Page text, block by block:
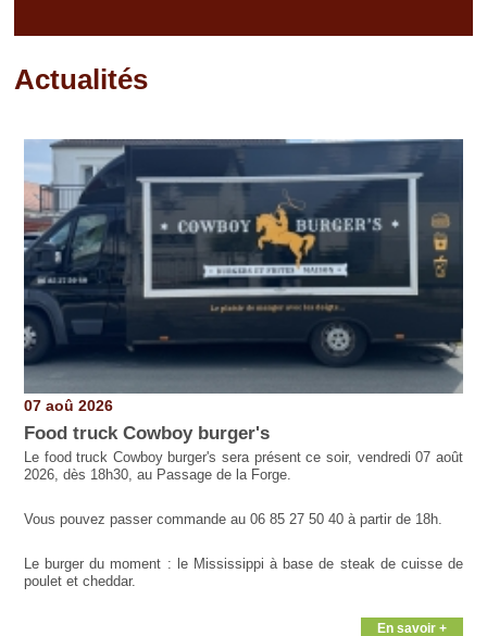
Actualités
07 aoû 2026
Food truck Cowboy burger's
Le food truck Cowboy burger's sera présent ce soir, vendredi 07 août
2026, dès 18h30, au Passage de la Forge.
Vous pouvez passer commande au 06 85 27 50 40 à partir de 18h.
Le burger du moment : le Mississippi à base de steak de cuisse de
poulet et cheddar.
En savoir +
Pages